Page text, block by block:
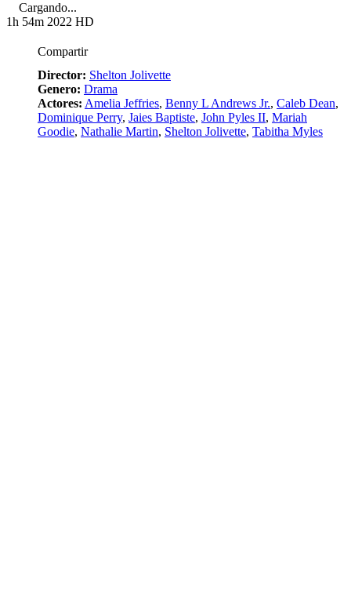
Cargando...
1h 54m 2022 HD
Compartir
Director: Shelton Jolivette
Genero: Drama
Actores: Amelia Jeffries, Benny L Andrews Jr., Caleb Dean,
Dominique Perry, Jaies Baptiste, John Pyles II, Mariah
Goodie, Nathalie Martin, Shelton Jolivette, Tabitha Myles